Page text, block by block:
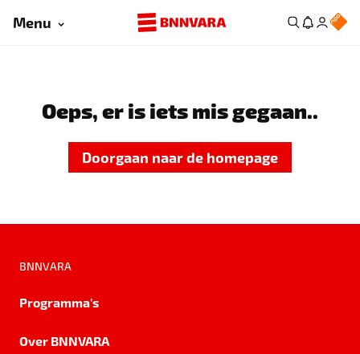
Menu
Oeps, er is iets mis gegaan..
Doorgaan naar de homepage
BNNVARA
Programma's
Over BNNVARA